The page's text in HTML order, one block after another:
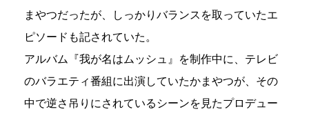
まやつだったが、しっかりバランスを取っていたエ
ピソードも記されていた。
アルバム『我が名はムッシュ』を制作中に、テレビ
のバラエティ番組に出演していたかまやつが、その
中で逆さ吊りにされているシーンを見たプロデュー